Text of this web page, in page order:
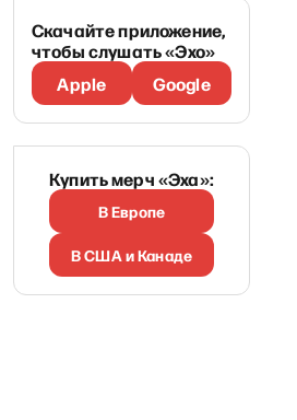
Скачайте приложение,
чтобы слушать «Эхо»
Apple
Google
Купить мерч «Эха»:
В Европе
В США и Канаде